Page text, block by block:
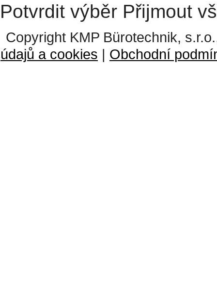
Potvrdit výběr Přijmout
Copyright KMP Bürotechnik,
údajů a cookies | Obchodní